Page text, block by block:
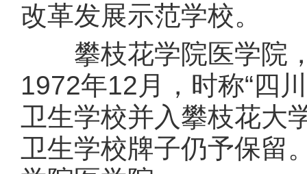
改革发展示范学校。
攀枝花学院医学院，
1972年12月，时称“四
卫生学校并入攀枝花大
卫生学校牌子仍予保留